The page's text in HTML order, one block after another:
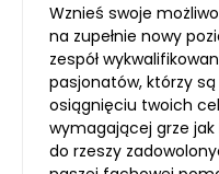
Wznieś swoje
na zupełnie nowy
zespół
pasjonatów, którzy
osiągnięciu twoich
wymagającej grze jak
do rzeszy